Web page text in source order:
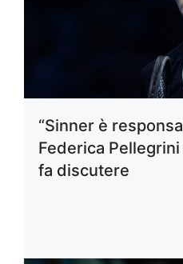
“Sinner è
Federica
fa discutere